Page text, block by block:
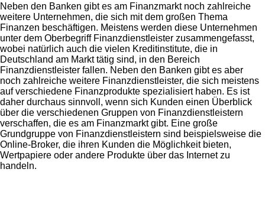
Neben den Banken gibt es am Finanzmarkt noch zahlreiche
weitere Unternehmen, die sich mit dem großen Thema
Finanzen beschäftigen. Meistens werden diese Unternehmen
unter dem Oberbegriff Finanzdienstleister zusammengefasst,
wobei natürlich auch die vielen Kreditinstitute, die in
Deutschland am Markt tätig sind, in den Bereich
Finanzdienstleister fallen. Neben den Banken gibt es aber
noch zahlreiche weitere Finanzdienstleister, die sich meistens
auf verschiedene Finanzprodukte spezialisiert haben. Es ist
daher durchaus sinnvoll, wenn sich Kunden einen Überblick
über die verschiedenen Gruppen von Finanzdienstleistern
verschaffen, die es am Finanzmarkt gibt. Eine große
Grundgruppe von Finanzdienstleistern sind beispielsweise die
Online-Broker, die ihren Kunden die Möglichkeit bieten,
Wertpapiere oder andere Produkte über das Internet zu
handeln.